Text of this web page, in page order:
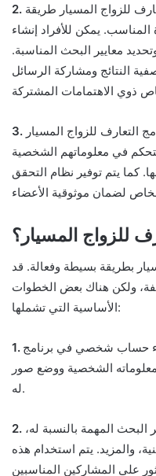
للزواج المسيار طريقة
يمكن للأفراد إنشاء
معايير البحث المناسبة.
النتائج ومشاركة الرسائل
التعارف للزواج المسيار
في معلوماتهم الشخصية
كما يتم توفير نظام التحقق
للزواج المسيار؟
بطريقة بسيطة وفعالة. قد
ولكن هناك بعض الخطوات
الأساسية التي تشملها:
حساب شخصي في برنامج
معلوماته الشخصية ووضع صور
له.
البحث المهمة بالنسبة له،
والمزيد. يتم استخدام هذه